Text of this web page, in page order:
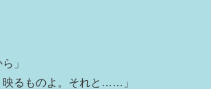
」
映るものよ。それと……」